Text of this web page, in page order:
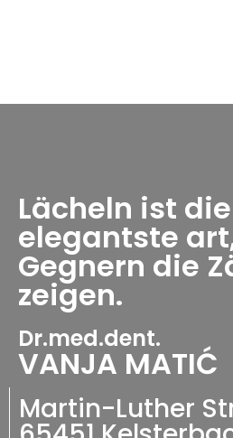
Lächeln ist die
elegantste
Gegnern die
zeigen.
Dr.med.dent.
VANJA MATIĆ
Martin-Luther